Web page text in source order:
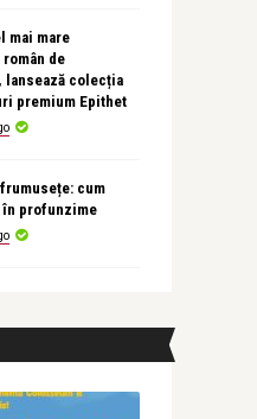
mai mare
de
lansează colecția
premium Epithet
cum
în profunzime